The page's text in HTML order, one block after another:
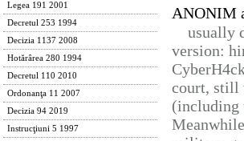
Legea 191 2001
Decretul 253 1994
Decizia 1137 2008
Hotărârea 280 1994
Decretul 110 2010
Ordonanţa 11 2007
Decizia 94 2019
Instrucţiuni 5 1997
ANONIM
usually
version:
court, still
(including